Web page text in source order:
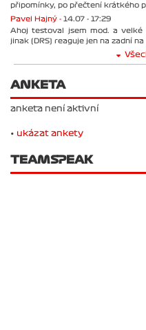
připomínky, po přečtení krátkého
Pavel Hajný - 14.07 - 17:29
Ahoj testoval jsem mod. a
jinak (DRS) reaguje jen na zadní
ANKETA
anketa není aktivní
• ukázat ankety
TEAMSPEAK